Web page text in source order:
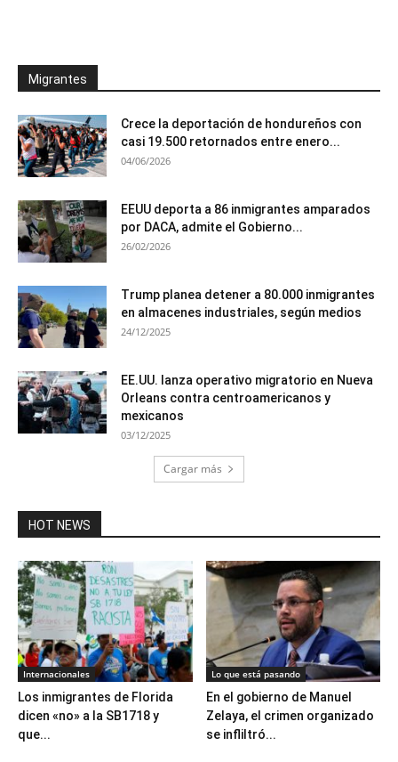
Migrantes
Crece la deportación de hondureños con
casi 19.500 retornados entre enero...
04/06/2026
EEUU deporta a 86 inmigrantes amparados
por DACA, admite el Gobierno...
26/02/2026
Trump planea detener a 80.000 inmigrantes
en almacenes industriales, según medios
24/12/2025
EE.UU. lanza operativo migratorio en Nueva
Orleans contra centroamericanos y
mexicanos
03/12/2025
Cargar más
HOT NEWS
Internacionales
Los inmigrantes de Florida
dicen «no» a la SB1718 y
que...
Lo que está pasando
En el gobierno de Manuel
Zelaya, el crimen organizado
se infliltró...